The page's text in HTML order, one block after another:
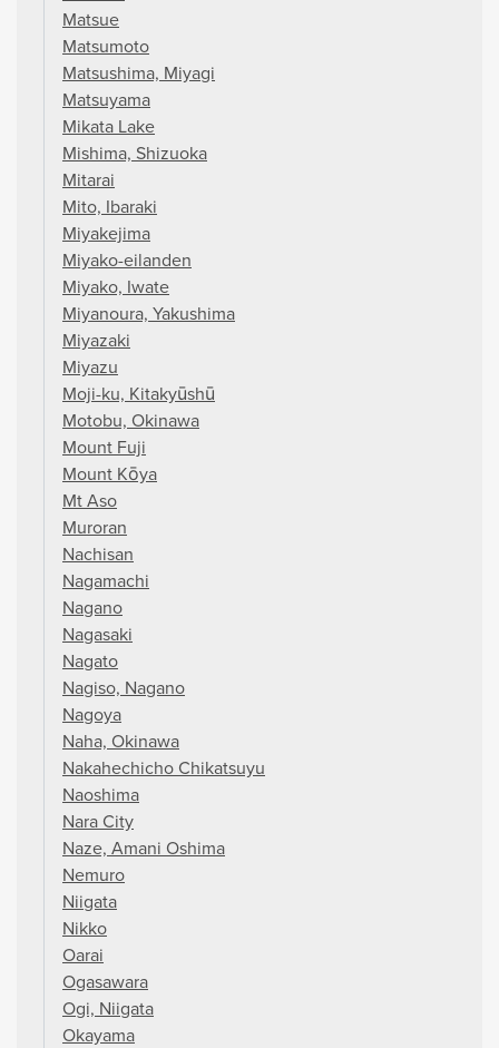
Matsue
Matsumoto
Matsushima, Miyagi
Matsuyama
Mikata Lake
Mishima, Shizuoka
Mitarai
Mito, Ibaraki
Miyakejima
Miyako-eilanden
Miyako, Iwate
Miyanoura, Yakushima
Miyazaki
Miyazu
Moji-ku, Kitakyūshū
Motobu, Okinawa
Mount Fuji
Mount Kōya
Mt Aso
Muroran
Nachisan
Nagamachi
Nagano
Nagasaki
Nagato
Nagiso, Nagano
Nagoya
Naha, Okinawa
Nakahechicho Chikatsuyu
Naoshima
Nara City
Naze, Amani Oshima
Nemuro
Niigata
Nikko
Oarai
Ogasawara
Ogi, Niigata
Okayama